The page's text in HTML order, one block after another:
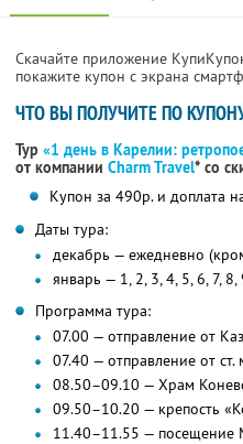
Скачайте приложение
покажите купон с экрана
ЧТО ВЫ ПОЛУЧИТЕ ПО
Тур «1 день в Карелии:
от компании Charm Travel* со
Купон за 490р. и доплата
Даты тура:
декабрь — ежедневно
январь — 1, 2, 3, 4, 5, 6, 7, 8,
Программа тура:
07.00 — отправление от
07.40 — отправление от
08.50–09.10 — Храм
09.50–10.20 — крепость
11.40–11.55 — посещение